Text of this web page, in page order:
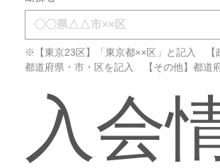
※【東京23区】「東京都××区」と記入　【
都道府県・市・区を記入　【その他】都道
入会